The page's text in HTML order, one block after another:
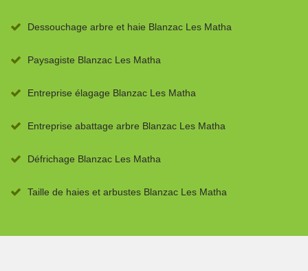
Dessouchage arbre et haie Blanzac Les Matha
Paysagiste Blanzac Les Matha
Entreprise élagage Blanzac Les Matha
Entreprise abattage arbre Blanzac Les Matha
Défrichage Blanzac Les Matha
Taille de haies et arbustes Blanzac Les Matha